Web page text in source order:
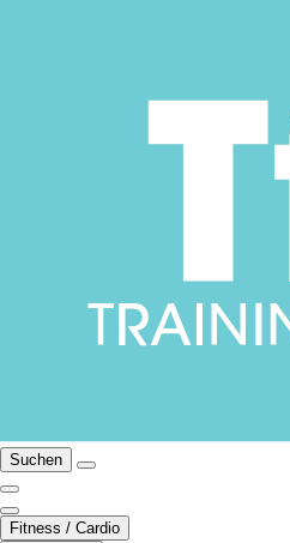
Suchen
Fitness / Cardio